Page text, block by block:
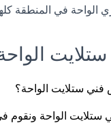
الواحة في المنطقة
ستلايت الواحة؟
الواحة ونقوم